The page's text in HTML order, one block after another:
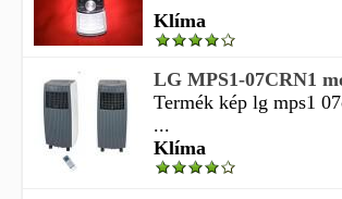
Klíma
LG MPS1-07CRN1
Termék kép lg mps1
...
Klíma